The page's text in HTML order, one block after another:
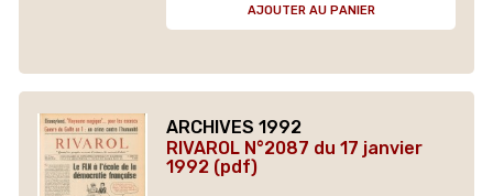
AJOUTER AU PANIER
ARCHIVES 1992
RIVAROL N°2087 du 17 janvier
1992 (pdf)